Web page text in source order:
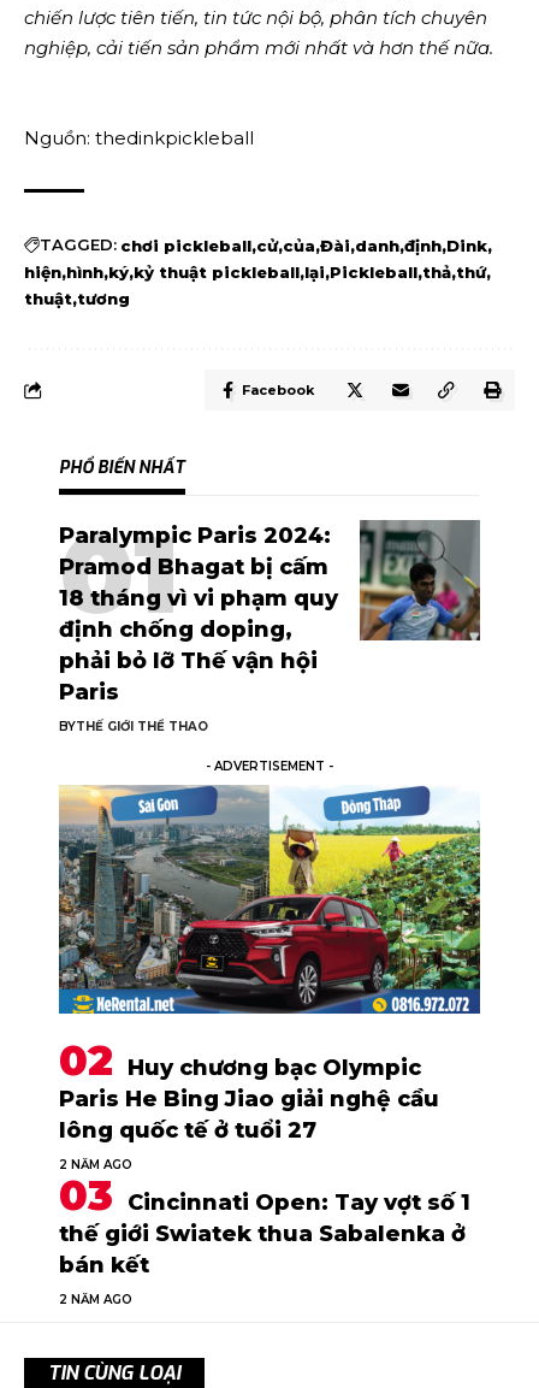
chiến lược tiên tiến, tin tức nội bộ, phân tích chuyên
nghiệp, cải tiến sản phẩm mới nhất và hơn thế nữa.
Nguồn: thedinkpickleball
TAGGED: chơi pickleball cử của Đài danh định Dink
hiện hình ký kỷ thuật pickleball lại Pickleball thả thứ
thuật tương
Facebook
PHỔ BIẾN NHẤT
Paralympic Paris 2024:
Pramod Bhagat bị cấm
18 tháng vì vi phạm quy
định chống doping,
phải bỏ lỡ Thế vận hội
Paris
BYTHẾ GIỚI THỂ THAO
- ADVERTISEMENT -
Huy chương bạc Olympic
Paris He Bing Jiao giải nghệ cầu
lông quốc tế ở tuổi 27
2 NĂM AGO
Cincinnati Open: Tay vợt số 1
thế giới Swiatek thua Sabalenka ở
bán kết
2 NĂM AGO
TIN CÙNG LOẠI